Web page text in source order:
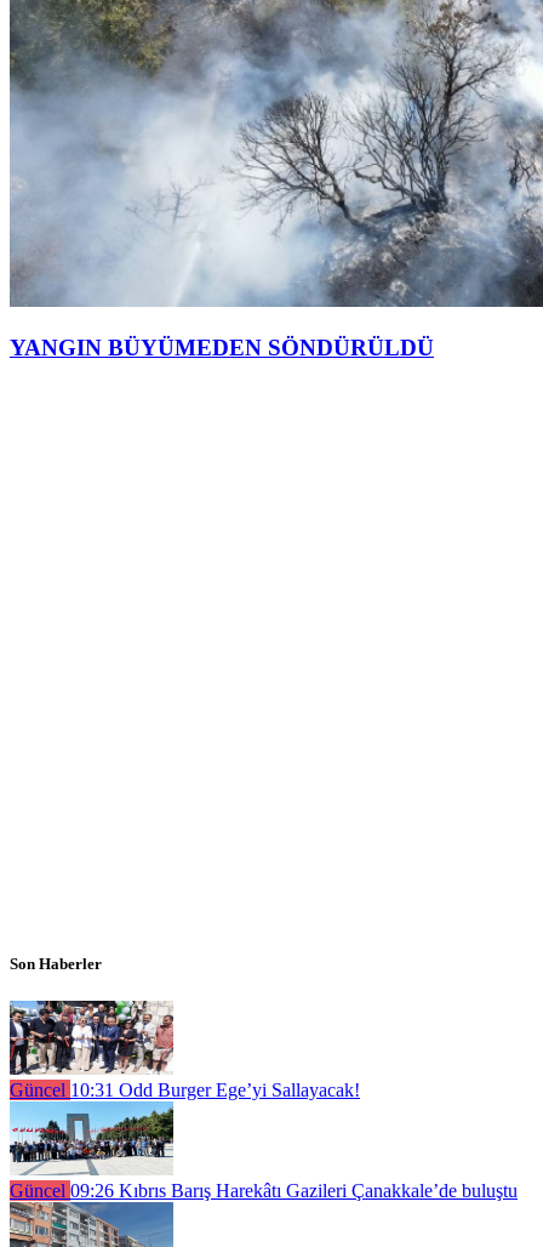
YANGIN BÜYÜMEDEN SÖNDÜRÜLDÜ
Son Haberler
Güncel 10:31 Odd Burger Ege’yi Sallayacak!
Güncel 09:26 Kıbrıs Barış Harekâtı Gazileri Çanakkale’de buluştu